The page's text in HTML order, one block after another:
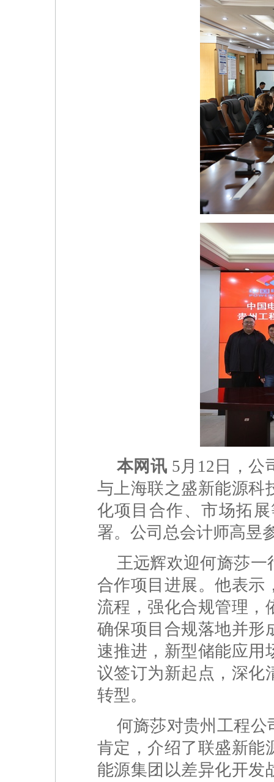
本网讯 5月12日，公
与上海联之盛新能源科
化项目合作、市场拓
署。公司总会计师高昱
王远辉欢迎何旖莎
合作项目进展。他表示
流程，强化合规管理，
确保项目合规落地并形
速推进，新型储能应用
议签订为新起点，深化
转型。
何旖莎对贵州工程
肯定，介绍了联盛新能
能源集团以差异化开发